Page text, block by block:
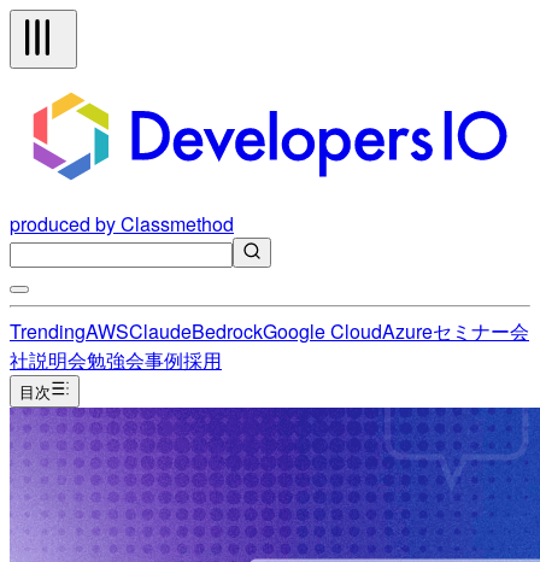
produced by Classmethod
TrendingAWSClaudeBedrockGoogle CloudAzureセミナー会
社説明会勉強会事例採用
目次